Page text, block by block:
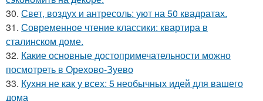
30. Свет, воздух и антресоль: уют на 50 квадратах.
31. Современное чтение классики: квартира в
сталинском доме.
32. Какие основные достопримечательности можно
посмотреть в Орехово-Зуево
33. Кухня не как у всех: 5 необычных идей для вашего
дома